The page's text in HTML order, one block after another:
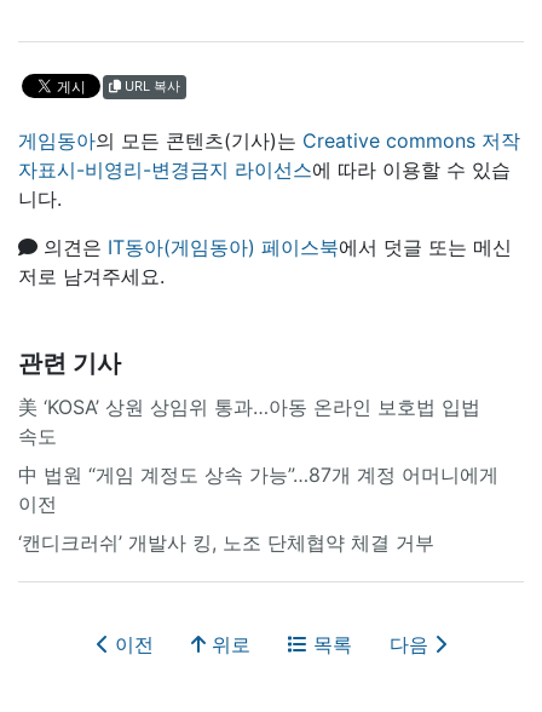
URL 복사
게임동아의 모든 콘텐츠(기사)는 Creative commons 저작
자표시-비영리-변경금지 라이선스에 따라 이용할 수 있습
니다.
의견은 IT동아(게임동아) 페이스북에서 덧글 또는 메신
저로 남겨주세요.
관련 기사
美 ‘KOSA’ 상원 상임위 통과…아동 온라인 보호법 입법
속도
中 법원 “게임 계정도 상속 가능”…87개 계정 어머니에게
이전
‘캔디크러쉬’ 개발사 킹, 노조 단체협약 체결 거부
이전 위로 목록 다음